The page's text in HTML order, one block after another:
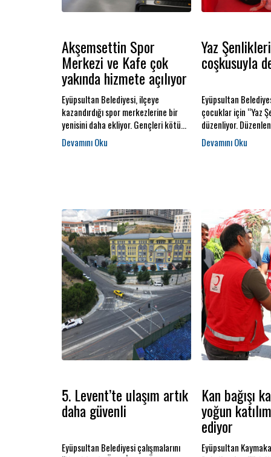
Akşemsettin Spor
Merkezi ve Kafe çok
yakında hizmete açılıyor
Eyüpsultan Belediyesi, ilçeye
kazandırdığı spor merkezlerine bir
yenisini daha ekliyor. Gençleri kötü
alışkanlıklardan uzak tutmak, ruh ve
beden sağlıklarını desteklemek ve
çok yakında vatandaşların hizmetine
açılacak.
Yaz
coşkusuyla
Eyüpsultan
çocuklar için “Yaz
düzenliyor.
sayesinde çocuklar
tatili yaşıyor.
5. Levent’te ulaşım artık
daha güvenli
Eyüpsultan Belediyesi çalışmalarını
Kan bağışı
yoğun
ediyor
Eyüpsultan